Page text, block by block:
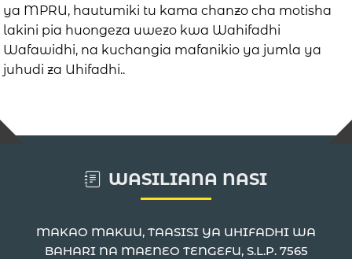
ya MPRU, hautumiki tu kama chanzo cha motisha
lakini pia huongeza uwezo kwa Wahifadhi
Wafawidhi, na kuchangia mafanikio ya jumla ya
juhudi za Uhifadhi..
WASILIANA NASI
MAKAO MAKUU, TAASISI YA UHIFADHI WA
BAHARI NA MAENEO TENGEFU, S.L.P. 7565